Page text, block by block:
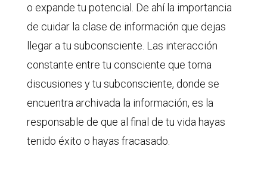
o expande tu potencial. De ahí la importancia
de cuidar la clase de información que dejas
llegar a tu subconsciente. Las interacción
constante entre tu consciente que toma
discusiones y tu subconsciente, donde se
encuentra archivada la información, es la
responsable de que al final de tu vida hayas
tenido éxito o hayas fracasado.